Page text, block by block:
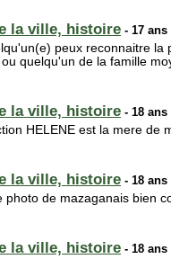
la ville, histoire - 17 ans
peux reconnaitre
quelqu'un de la famille
la ville, histoire - 18 ans
HELENE est la mere de
la ville, histoire - 18 ans
de mazaganais bien
la ville, histoire - 18 ans